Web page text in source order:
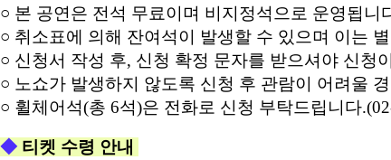
○ 본 공연은 전석 무료이며 비지정석으로 운영됩니
○ 취소표에 의해 잔여석이 발생할 수 있으며 이는
○ 신청서 작성 후, 신청 확정 문자를 받으셔야 신청
○ 노쇼가 발생하지 않도록 신청 후 관람이 어려울
○ 휠체어석(총 6석)은 전화로 신청 부탁드립니다
◆ 티켓 수령 안내